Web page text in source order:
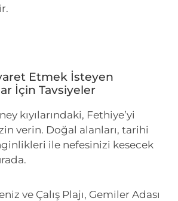
Etmek İsteyen
İçin Tavsiyeler
kıyılarındaki, Fethiye’yi
verin. Doğal alanları, tarihi
ile nefesinizi kesecek
ve Çalış Plajı, Gemiler Adası